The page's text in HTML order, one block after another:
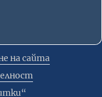
на сайта